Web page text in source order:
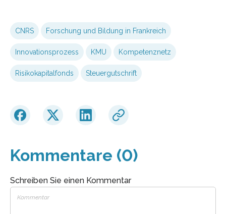
CNRS Forschung und Bildung in Frankreich
Innovationsprozess KMU Kompetenznetz
Risikokapitalfonds Steuergutschrift
Kommentare (0)
Schreiben Sie einen Kommentar